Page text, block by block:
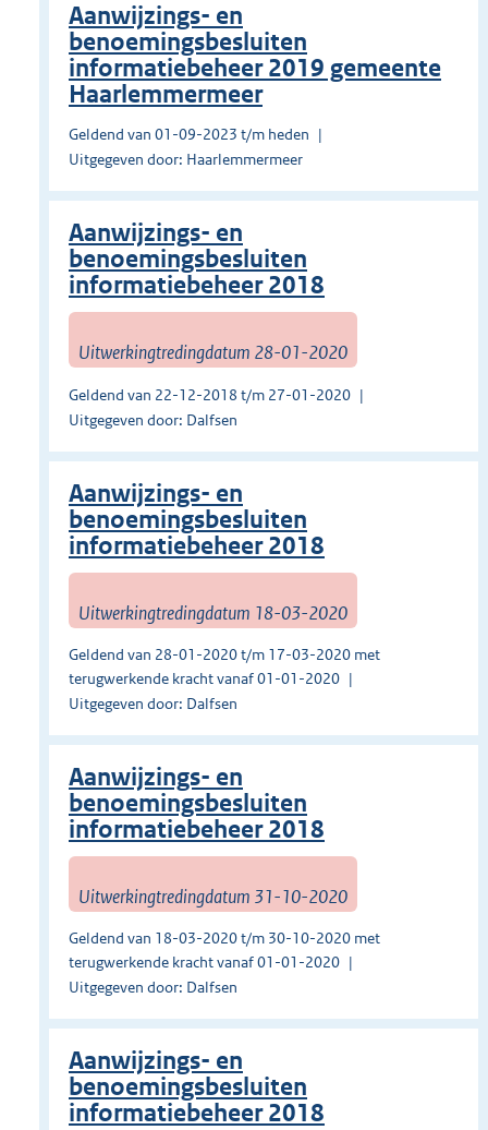
Aanwijzings- en
benoemingsbesluiten
informatiebeheer 2019 gemeente
Haarlemmermeer
Geldend van 01-09-2023 t/m heden
Uitgegeven door: Haarlemmermeer
Aanwijzings- en
benoemingsbesluiten
informatiebeheer 2018
Uitwerkingtredingdatum 28-01-2020
Geldend van 22-12-2018 t/m 27-01-2020
Uitgegeven door: Dalfsen
Aanwijzings- en
benoemingsbesluiten
informatiebeheer 2018
Uitwerkingtredingdatum 18-03-2020
Geldend van 28-01-2020 t/m 17-03-2020 met
terugwerkende kracht vanaf 01-01-2020
Uitgegeven door: Dalfsen
Aanwijzings- en
benoemingsbesluiten
informatiebeheer 2018
Uitwerkingtredingdatum 31-10-2020
Geldend van 18-03-2020 t/m 30-10-2020 met
terugwerkende kracht vanaf 01-01-2020
Uitgegeven door: Dalfsen
Aanwijzings- en
benoemingsbesluiten
informatiebeheer 2018